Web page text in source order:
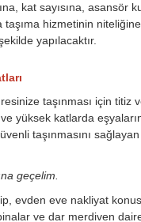
kat sayısına, asansör
hizmetinin
yapılacaktır.
taşınması için titiz
yüksek katlarda
taşınmasını
geçelim.
evden eve nakliyat
ve dar merdiven